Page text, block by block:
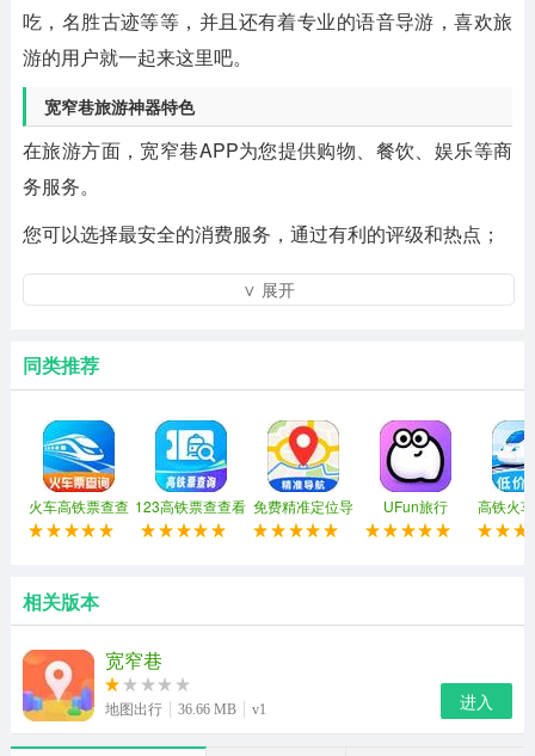
吃，名胜古迹等等，并且还有着专业的语音导游，喜欢旅
游的用户就一起来这里吧。
宽窄巷旅游神器特色
在旅游方面，宽窄巷APP为您提供购物、餐饮、娱乐等商
务服务。
您可以选择最安全的消费服务，通过有利的评级和热点；
宽窄巷应用程序可以为您提供低成本和经济的旅行体验。
扣；
游线路指南，让您不再走错路，为您提供最舒适的旅游体
验；
宽窄巷旅游神器功能
手绘地图是为景区量身定做的，让您轻松理解，永不迷
路。
推荐路线：
∨ 展开
同类推荐
火车高铁票查查 123高铁票查查看 免费精准定位导
航
UFun旅行
高铁火
余
相关版本
宽窄巷
地图出行 36.66 MB v1 进入